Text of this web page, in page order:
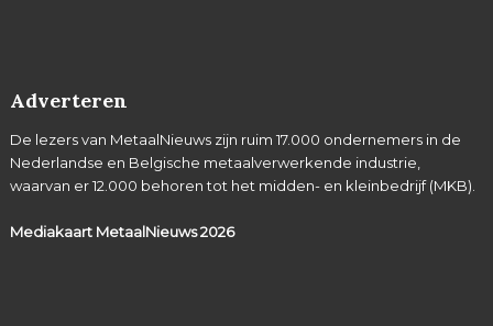
Adverteren
De lezers van MetaalNieuws zijn ruim 17.000 ondernemers in de
Nederlandse en Belgische metaalverwerkende industrie,
waarvan er 12.000 behoren tot het midden- en kleinbedrijf (MKB).
Mediakaart MetaalNieuws2026